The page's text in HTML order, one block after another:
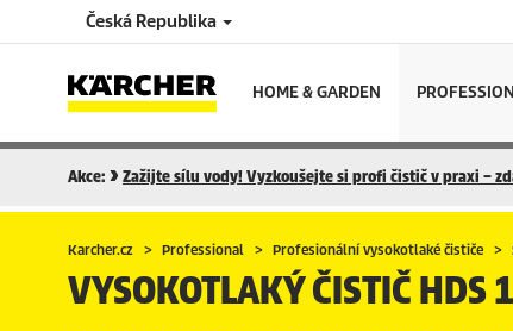
Česká Republika
HOME & GARDEN
Akce: Zažijte sílu vody! Vyzkoušejte si profi čistič v praxi –
Karcher.cz Professional Profesionální vysokotlaké čističe
VYSOKOTLAKÝ ČISTIČ HDS